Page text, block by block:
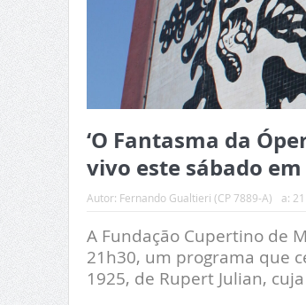
‘O Fantasma da
vivo este sábado
Autor: Fernando Gualtieri (CP 7889-A) a:
A Fundação Cupertino de
21h30, um programa que
1925, de Rupert Julian,